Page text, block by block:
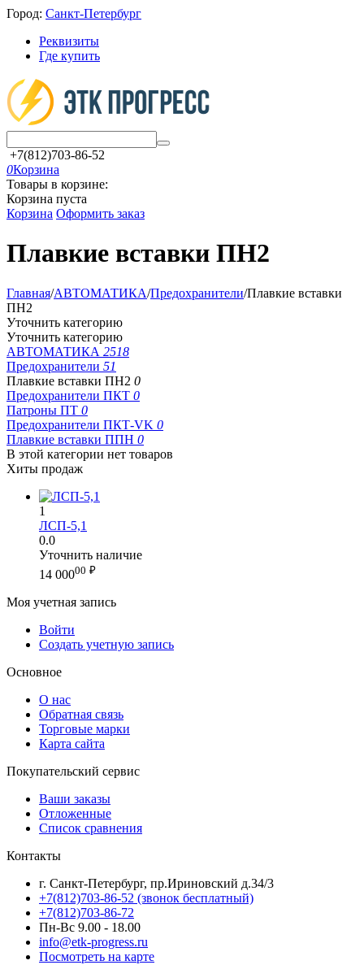
Город: Санкт-Петербург
Реквизиты
Где купить
+7(812)703-86-52
0Корзина
Товары в корзине:
Корзина пуста
Корзина Оформить заказ
Плавкие вставки ПН2
Главная/АВТОМАТИКА/Предохранители/Плавкие вставки
ПН2
Уточнить категорию
Уточнить категорию
АВТОМАТИКА 2518
Предохранители 51
Плавкие вставки ПН2 0
Предохранители ПКТ 0
Патроны ПТ 0
Предохранители ПКТ-VK 0
Плавкие вставки ППН 0
В этой категории нет товаров
Хиты продаж
1
ЛСП-5,1
0.0
Уточнить наличие
14 00000 ₽
Моя учетная запись
Войти
Создать учетную запись
Основное
О нас
Обратная связь
Торговые марки
Карта сайта
Покупательский сервис
Ваши заказы
Отложенные
Список сравнения
Контакты
г. Санкт-Петербург, пр.Ириновский д.34/3
+7(812)703-86-52 (звонок бесплатный)
+7(812)703-86-72
Пн-Вс 9.00 - 18.00
info@etk-progress.ru
Посмотреть на карте